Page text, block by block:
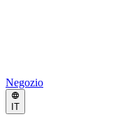
Negozio
IT